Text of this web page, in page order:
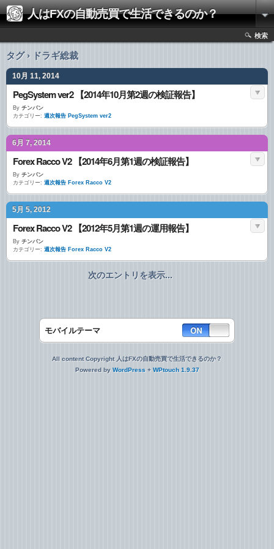
人はFXの自動売買で生活できるのか？
検索
タグ › ドラギ総裁
10月 11, 2014
PegSystem ver2 【2014年10月第2週の検証報告】
By チンパン
カテゴリー: 週次報告 PegSystem ver2
6月 7, 2014
Forex Racco V2 【2014年6月第1週の検証報告】
By チンパン
カテゴリー: 週次報告 Forex Racco V2
5月 5, 2012
Forex Racco V2 【2012年5月第1週の運用報告】
By チンパン
カテゴリー: 週次報告 Forex Racco V2
次のエントリを表示...
モバイルテーマ
All content Copyright 人はFXの自動売買で生活できるのか？
Powered by WordPress + WPtouch 1.9.37